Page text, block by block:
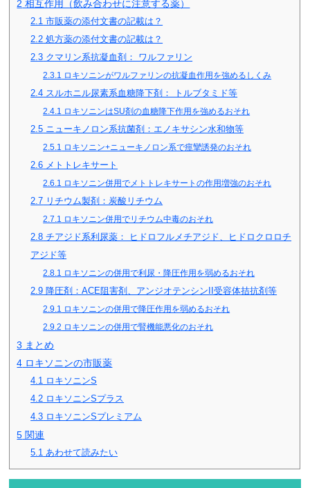
2 相互作用（飲み合わせに注意する薬）
2.1 市販薬の添付文書の記載は？
2.2 処方薬の添付文書の記載は？
2.3 クマリン系抗凝血剤： ワルファリン
2.3.1 ロキソニンがワルファリンの抗凝血作用を強めるしくみ
2.4 スルホニル尿素系血糖降下剤： トルブタミド等
2.4.1 ロキソニンはSU剤の血糖降下作用を強めるおそれ
2.5 ニューキノロン系抗菌剤：エノキサシン水和物等
2.5.1 ロキソニン+ニューキノロン系で痙攣誘発のおそれ
2.6 メトトレキサート
2.6.1 ロキソニン併用でメトトレキサートの作用増強のおそれ
2.7 リチウム製剤：炭酸リチウム
2.7.1 ロキソニン併用でリチウム中毒のおそれ
2.8 チアジド系利尿薬： ヒドロフルメチアジド、ヒドロクロロチ
アジド等
2.8.1 ロキソニンの併用で利尿・降圧作用を弱めるおそれ
2.9 降圧剤：ACE阻害剤、アンジオテンシンII受容体拮抗剤等
2.9.1 ロキソニンの併用で降圧作用を弱めるおそれ
2.9.2 ロキソニンの併用で腎機能悪化のおそれ
3 まとめ
4 ロキソニンの市販薬
4.1 ロキソニンS
4.2 ロキソニンSプラス
4.3 ロキソニンSプレミアム
5 関連
5.1 あわせて読みたい